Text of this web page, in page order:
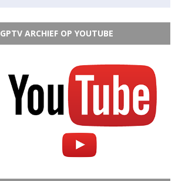
GPTV ARCHIEF OP YOUTUBE